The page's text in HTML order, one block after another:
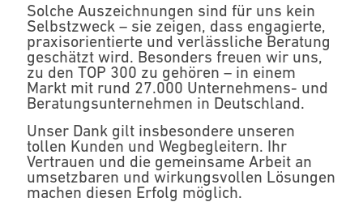
Solche Auszeichnungen sind für uns kein
Selbstzweck – sie zeigen, dass engagierte,
praxisorientierte und verlässliche Beratung
geschätzt wird. Besonders freuen wir uns,
zu den TOP 300 zu gehören – in einem
Markt mit rund 27.000 Unternehmens- und
Beratungsunternehmen in Deutschland.
Unser Dank gilt insbesondere unseren
tollen Kunden und Wegbegleitern. Ihr
Vertrauen und die gemeinsame Arbeit an
umsetzbaren und wirkungsvollen Lösungen
machen diesen Erfolg möglich.